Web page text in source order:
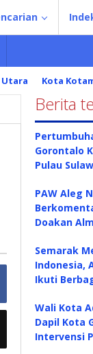
Kota
Berita
Gorontalo
Pulau
PAW Aleg
Doakan
Semarak
Indonesia,
Ikuti
Wali Kota
Dapil Kota
Intervensi